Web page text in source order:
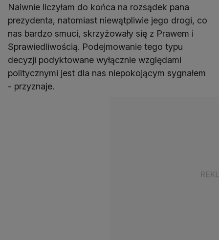
Naiwnie liczyłam do końca na rozsądek pana
prezydenta, natomiast niewątpliwie jego drogi, co
nas bardzo smuci, skrzyżowały się z Prawem i
Sprawiedliwością. Podejmowanie tego typu
decyzji podyktowane wyłącznie względami
politycznymi jest dla nas niepokojącym sygnałem
- przyznaje.